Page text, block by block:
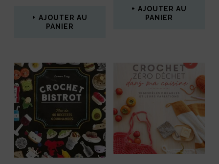
AJOUTER AU
PANIER
AJOUTER AU
PANIER